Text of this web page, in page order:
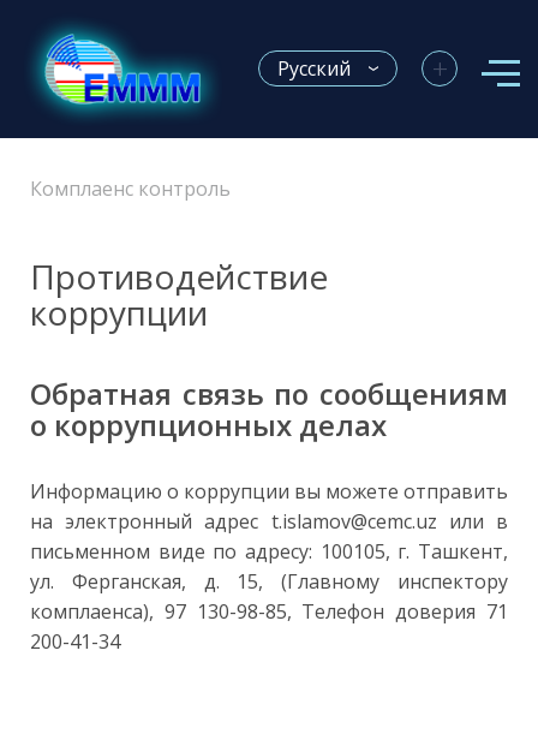
Русский +
Комплаенс контроль
Противодействие
коррупции
Обратная связь по сообщениям
о коррупционных делах
Информацию о коррупции вы можете отправить
на электронный адрес t.islamov@cemc.uz или в
письменном виде по адресу: 100105, г. Ташкент,
ул. Ферганская, д. 15, (Главному инспектору
комплаенса), 97 130-98-85, Телефон доверия 71
200-41-34